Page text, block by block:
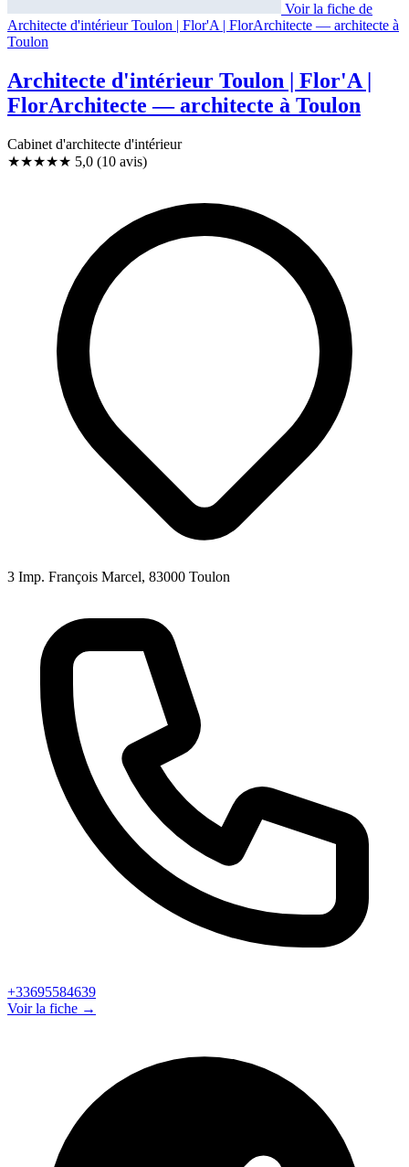
Voir la fiche de
Architecte d'intérieur Toulon | Flor'A | FlorArchitecte — architecte à
Toulon
Architecte d'intérieur Toulon | Flor'A |
FlorArchitecte — architecte à Toulon
Cabinet d'architecte d'intérieur
★★★★★ 5,0 (10 avis)
3 Imp. François Marcel, 83000 Toulon
+33695584639
Voir la fiche →